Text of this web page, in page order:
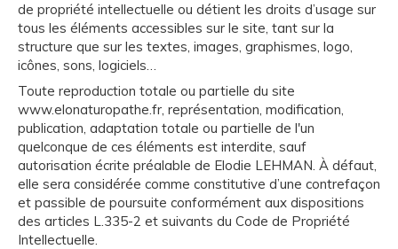
de propriété intellectuelle ou détient les droits d’usage sur
tous les éléments accessibles sur le site, tant sur la
structure que sur les textes, images, graphismes, logo,
icônes, sons, logiciels…
Toute reproduction totale ou partielle du site
www.elonaturopathe.fr, représentation, modification,
publication, adaptation totale ou partielle de l'un
quelconque de ces éléments est interdite, sauf
autorisation écrite préalable de Elodie LEHMAN. À défaut,
elle sera considérée comme constitutive d’une contrefaçon
et passible de poursuite conformément aux dispositions
des articles L.335-2 et suivants du Code de Propriété
Intellectuelle.